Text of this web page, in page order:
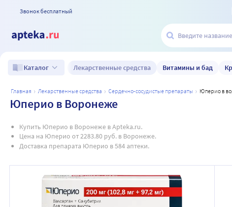
Звонок бесплатный
Каталог Лекарственные средства Витамины и бад
главная лекарственные средства сердечно-сосудистые препараты юперио в
Юперио в Воронеже
Купить Юперио в Воронеже в Apteka.ru.
Цена на Юперио от 2283.80 руб. в Воронеже.
Доставка препарата Юперио в 584 аптеки.